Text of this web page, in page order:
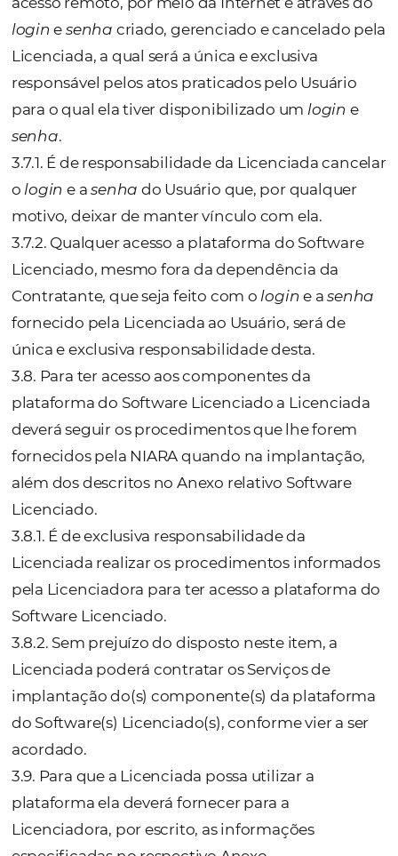
comerciais, estabelecidas no Anexo,
parte integrante deste Contrato e deverão
observadas pelas Partes de forma
à este Contrato.
3.5.1. Faz parte deste Contrato o seguinte
(i) Anexo I –Definições
(ii) Anexo II –Projeto e Condições
(iii) Anexo III –
Privacidade e Proteção de
(iv) Anexo IV– Adesão às Regras de
(v) Anexo V– Produtos e
3.6. A CONTRATANTE tem ciência que a
estabelecida entre as Partes não a exime de
responsabilidades, ou seja, como por
markup, comissões, formas de pagamento,
permissões de acesso de Usuário (logins e
cadastro de clientes, configurações e
fora da administração e gestão da
ficando a NIARA isenta de qualquer
condenação, requisição decorrentes de
gerados por outros.
3.7. A plataforma do Software Licenciado
instalada fisicamente nos computadores
Usuários. Assim, a sua utilização se dará
acesso remoto, por meio da Internet e
loginesenhacriado, gerenciado e
Licenciada, a qual será a única e exclusiva